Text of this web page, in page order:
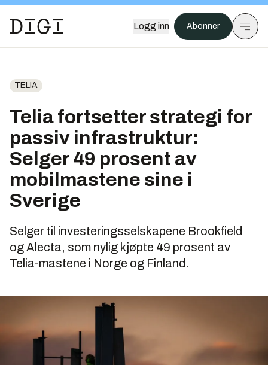
Logg inn Abonner
TELIA
Telia fortsetter strategi for
passiv infrastruktur:
Selger 49 prosent av
mobilmastene sine i
Sverige
Selger til investeringsselskapene Brookfield
og Alecta, som nylig kjøpte 49 prosent av
Telia-mastene i Norge og Finland.